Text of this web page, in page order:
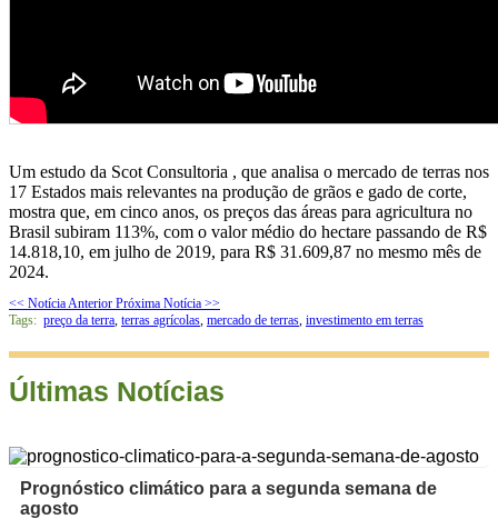
Um estudo da Scot Consultoria , que analisa o mercado de terras nos
17 Estados mais relevantes na produção de grãos e gado de corte,
mostra que, em cinco anos, os preços das áreas para agricultura no
Brasil subiram 113%, com o valor médio do hectare passando de R$
14.818,10, em julho de 2019, para R$ 31.609,87 no mesmo mês de
2024.
<< Notícia Anterior Próxima Notícia >>
Tags: preço da terra, terras agrícolas, mercado de terras, investimento em terras
Últimas Notícias
Prognóstico climático para a segunda semana de
agosto